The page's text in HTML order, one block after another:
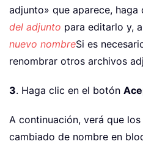
adjunto» que aparece, haga
del adjunto para editarlo y,
nuevo nombreSi es
renombrar otros archivos
3. Haga clic en el botón
A continuación, verá que
cambiado de nombre en